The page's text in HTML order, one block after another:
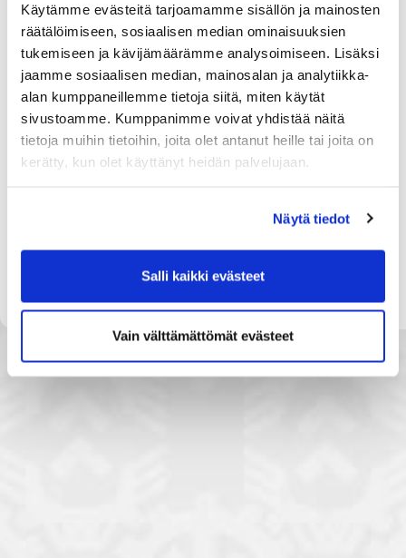
Käytämme evästeitä tarjoamamme sisällön ja mainosten
räätälöimiseen, sosiaalisen median ominaisuuksien
tukemiseen ja kävijämäärämme analysoimiseen. Lisäksi
jaamme sosiaalisen median, mainosalan ja analytiikka-
alan kumppaneillemme tietoja siitä, miten käytät
sivustoamme. Kumppanimme voivat yhdistää näitä
tietoja muihin tietoihin, joita olet antanut heille tai joita on
kerätty, kun olet käyttänyt heidän palvelujaan.
Näytä tiedot
Salli kaikki evästeet
Vain välttämättömät evästeet
AFTER THE 1st OF MAY 2019
Non-preferential European Community forms cannot
be used after the 1st of May 2019. All Certificates of
Origin must be printed on the Certificate of Origin
(titled as European Union) form from the given date.
Only the name of the form has been changed. The
change relates to the revision of the European Union
For further information, please, contact your local
Chamber of Commercewww.chamber.fior Finland
Chamber of Commerceexportdoc@chamber.fi